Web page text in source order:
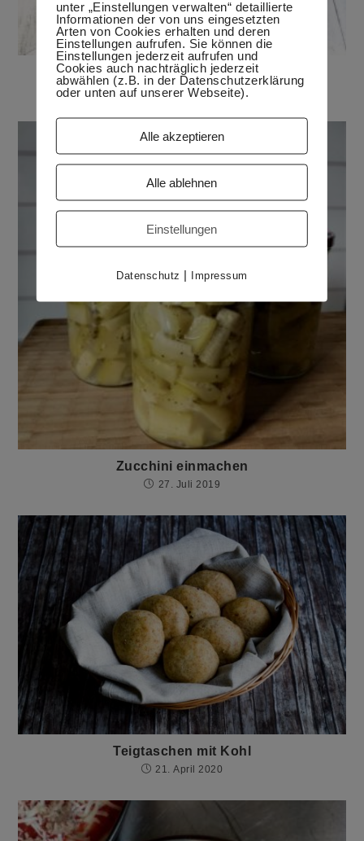
Eier-Küchlein für den Osterbrunch
5. April 2021
Zucchini einmachen
27. Juli 2019
Teigtaschen mit Kohl
21. April 2020
unter „Einstellungen verwalten“ detaillierte
Informationen der von uns eingesetzten
Arten von Cookies erhalten und deren
Einstellungen aufrufen. Sie können die
Einstellungen jederzeit aufrufen und
Cookies auch nachträglich jederzeit
abwählen (z.B. in der Datenschutzerklärung
oder unten auf unserer Webseite).
Alle akzeptieren
Alle ablehnen
Einstellungen
Datenschutz | Impressum